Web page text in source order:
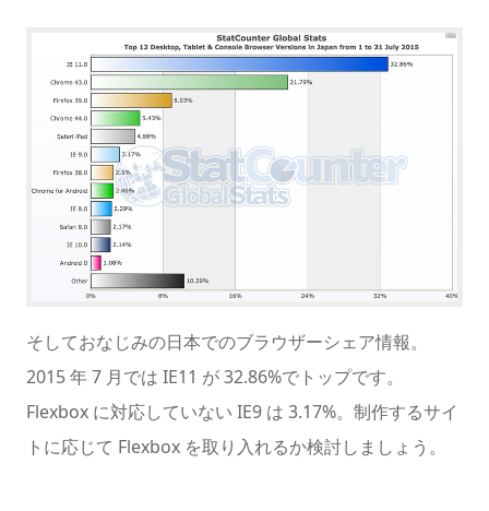
そしておなじみの日本でのブラウザーシェア情報。
2015 年 7 月では IE11 が 32.86%でトップです。
Flexbox に対応していない IE9 は 3.17%。制作するサイ
トに応じて Flexbox を取り入れるか検討しましょう。